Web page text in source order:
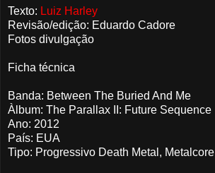
Texto: Luiz Harley
Revisão/edição: Eduardo Cadore
Fotos divulgação
Ficha técnica
Banda: Between The Buried And Me
Àlbum: The Parallax II: Future Sequence
Ano: 2012
País: EUA
Tipo: Progressivo Death Metal, Metalcore